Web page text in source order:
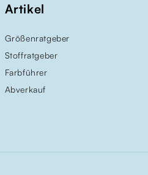
Artikel
Größenratgeber
Stoffratgeber
Farbführer
Abverkauf